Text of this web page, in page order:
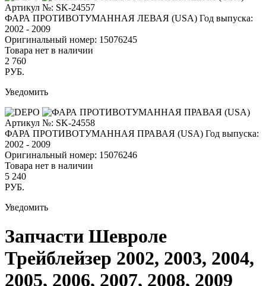
Артикул №: SK-24557
ФАРА ПРОТИВОТУМАННАЯ ЛЕВАЯ (USA) Год выпуска:
2002 - 2009
Оригинальный номер: 15076245
Товара нет в наличии
2 760
РУБ.
Уведомить
Артикул №: SK-24558
ФАРА ПРОТИВОТУМАННАЯ ПРАВАЯ (USA) Год выпуска:
2002 - 2009
Оригинальный номер: 15076246
Товара нет в наличии
5 240
РУБ.
Уведомить
Запчасти Шевроле
Трейблейзер 2002, 2003, 2004,
2005, 2006, 2007, 2008, 2009